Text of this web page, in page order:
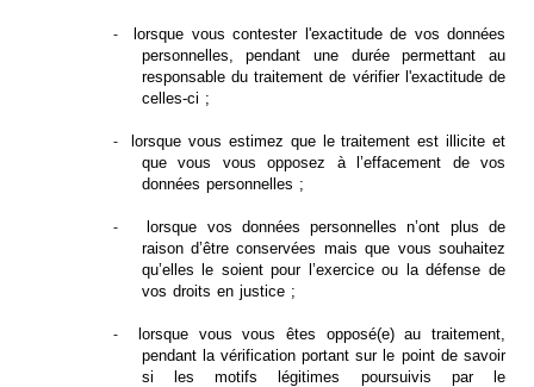
-
lorsque vous contester l'exactitude de vos données
personnelles, pendant une durée permettant au
responsable du traitement de vérifier l'exactitude de
celles-ci ;
-
lorsque vous estimez que le traitement est illicite et
que vous vous opposez à l’effacement de vos
données personnelles ;
-
lorsque vos données personnelles n’ont plus de
raison d’être conservées mais que vous souhaitez
qu’elles le soient pour l’exercice ou la défense de
vos droits en justice ;
-
lorsque vous vous êtes opposé(e) au traitement,
pendant la vérification portant sur le point de savoir
si les motifs légitimes poursuivis par le